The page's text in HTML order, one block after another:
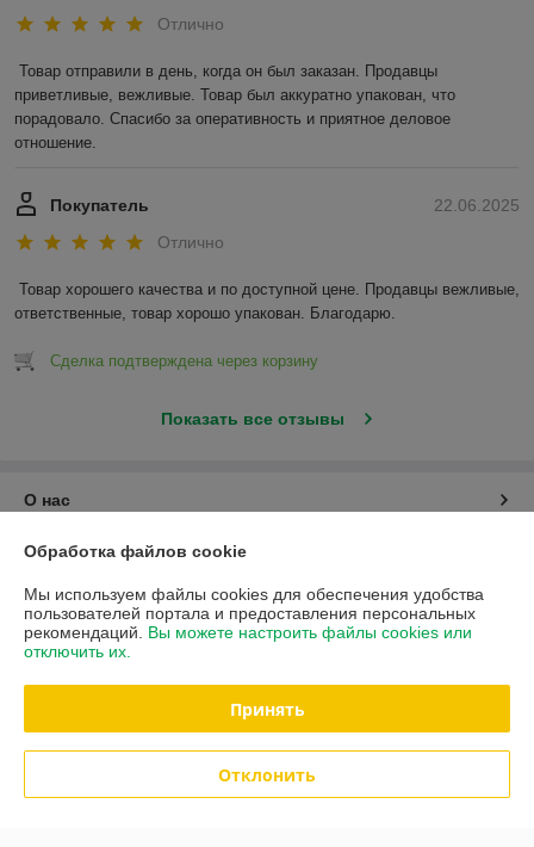
Отлично
Товар отправили в день, когда он был заказан. Продавцы
приветливые, вежливые. Товар был аккуратно упакован, что
порадовало. Спасибо за оперативность и приятное деловое
отношение.
22.06.2025
Покупатель
Отлично
Товар хорошего качества и по доступной цене. Продавцы вежливые,
ответственные, товар хорошо упакован. Благодарю.
Сделка подтверждена через корзину
Показать все отзывы
О нас
Контакты
Доставка и оплата
Политика обработки cookies
Сайт создан на платформе Deal.by
Обработка файлов cookie
Мы используем файлы cookies для обеспечения удобства
пользователей портала и предоставления персональных
рекомендаций. Вы можете настроить файлы cookies или
отключить их.
Принять
Отклонить